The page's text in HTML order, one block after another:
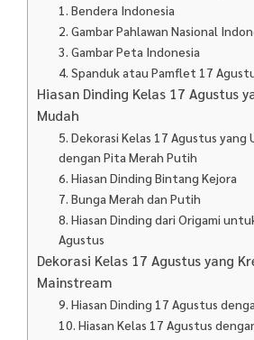
1. Bendera Indonesia
2. Gambar Pahlawan Nasional
3. Gambar Peta Indonesia
4. Spanduk atau Pamflet 17
Hiasan Dinding Kelas 17 Agustus
Mudah
5. Dekorasi Kelas 17 Agustus yang
dengan Pita Merah Putih
6. Hiasan Dinding Bintang Kejora
7. Bunga Merah dan Putih
8. Hiasan Dinding dari Origami
Agustus
Dekorasi Kelas 17 Agustus yang
Mainstream
9. Hiasan Dinding 17 Agustus
10. Hiasan Kelas 17 Agustus